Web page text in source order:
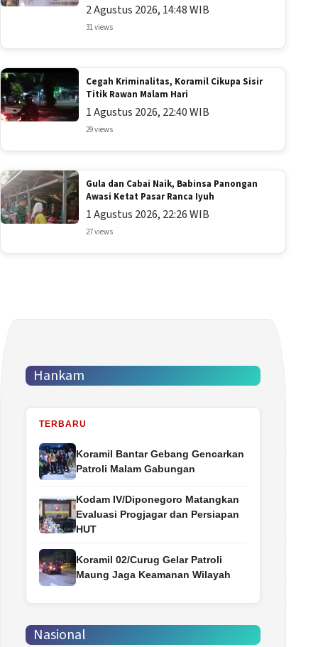
2 Agustus 2026, 14:48 WIB
31 views
Cegah Kriminalitas, Koramil Cikupa Sisir
Titik Rawan Malam Hari
1 Agustus 2026, 22:40 WIB
29 views
Gula dan Cabai Naik, Babinsa Panongan
Awasi Ketat Pasar Ranca Iyuh
1 Agustus 2026, 22:26 WIB
27 views
Hankam
TERBARU
Koramil Bantar Gebang Gencarkan
Patroli Malam Gabungan
Kodam IV/Diponegoro Matangkan
Evaluasi Progjagar dan Persiapan
HUT
Koramil 02/Curug Gelar Patroli
Maung Jaga Keamanan Wilayah
Nasional